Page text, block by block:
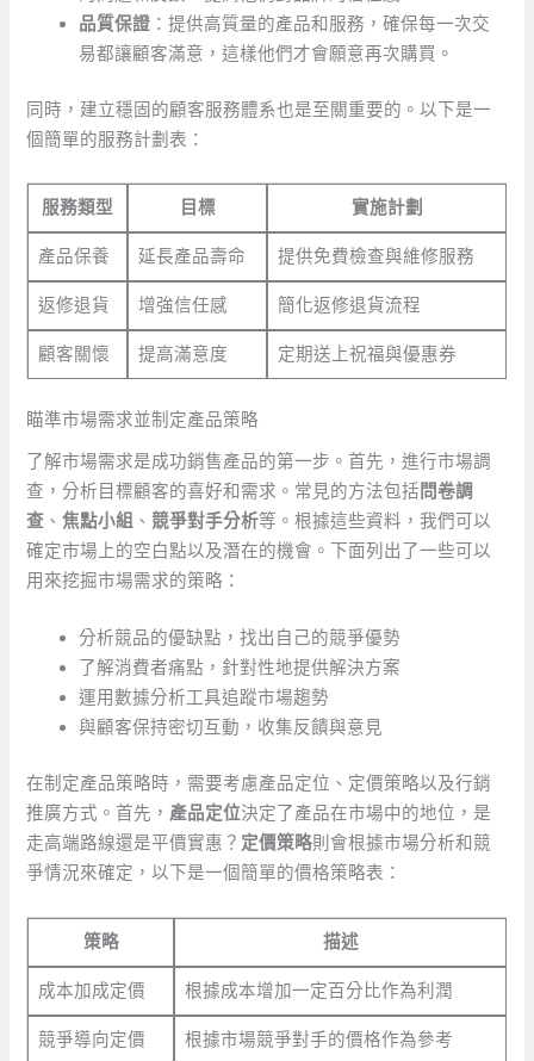
品質保證 ：提供高質量的產品和服務，確保每一次交
易都讓顧客滿意，這樣他們才會願意再次購買。
同時，建立穩固的顧客服務體系也是至關重要的。以下是一
個簡單的服務計劃表：
服務類型 目標 實施計劃
產品保養 延長產品壽命 提供免費檢查與維修服務
返修退貨 增強信任感 簡化返修退貨流程
顧客關懷 提高滿意度 定期送上祝福與優惠券
瞄準市場需求並制定產品策略
了解市場需求是成功銷售產品的第一步。首先，進行市場調
查，分析目標顧客的喜好和需求。常見的方法包括 問卷調
查 、焦點小組 、 競爭對手分析等。根據這些資料，我們可以
確定市場上的空白點以及潛在的機會。下面列出了一些可以
用來挖掘市場需求的策略：
分析競品的優缺點，找出自己的競爭優勢
了解消費者痛點，針對性地提供解決方案
運用數據分析工具追蹤市場趨勢
與顧客保持密切互動，收集反饋與意見
在制定產品策略時，需要考慮產品定位、定價策略以及行銷
推廣方式。首先， 產品定位決定了產品在市場中的地位，是
走高端路線還是平價實惠？ 定價策略則會根據市場分析和競
爭情況來確定，以下是一個簡單的價格策略表：
策略 描述
成本加成定價 根據成本增加一定百分比作為利潤
競爭導向定價 根據市場競爭對手的價格作為參考